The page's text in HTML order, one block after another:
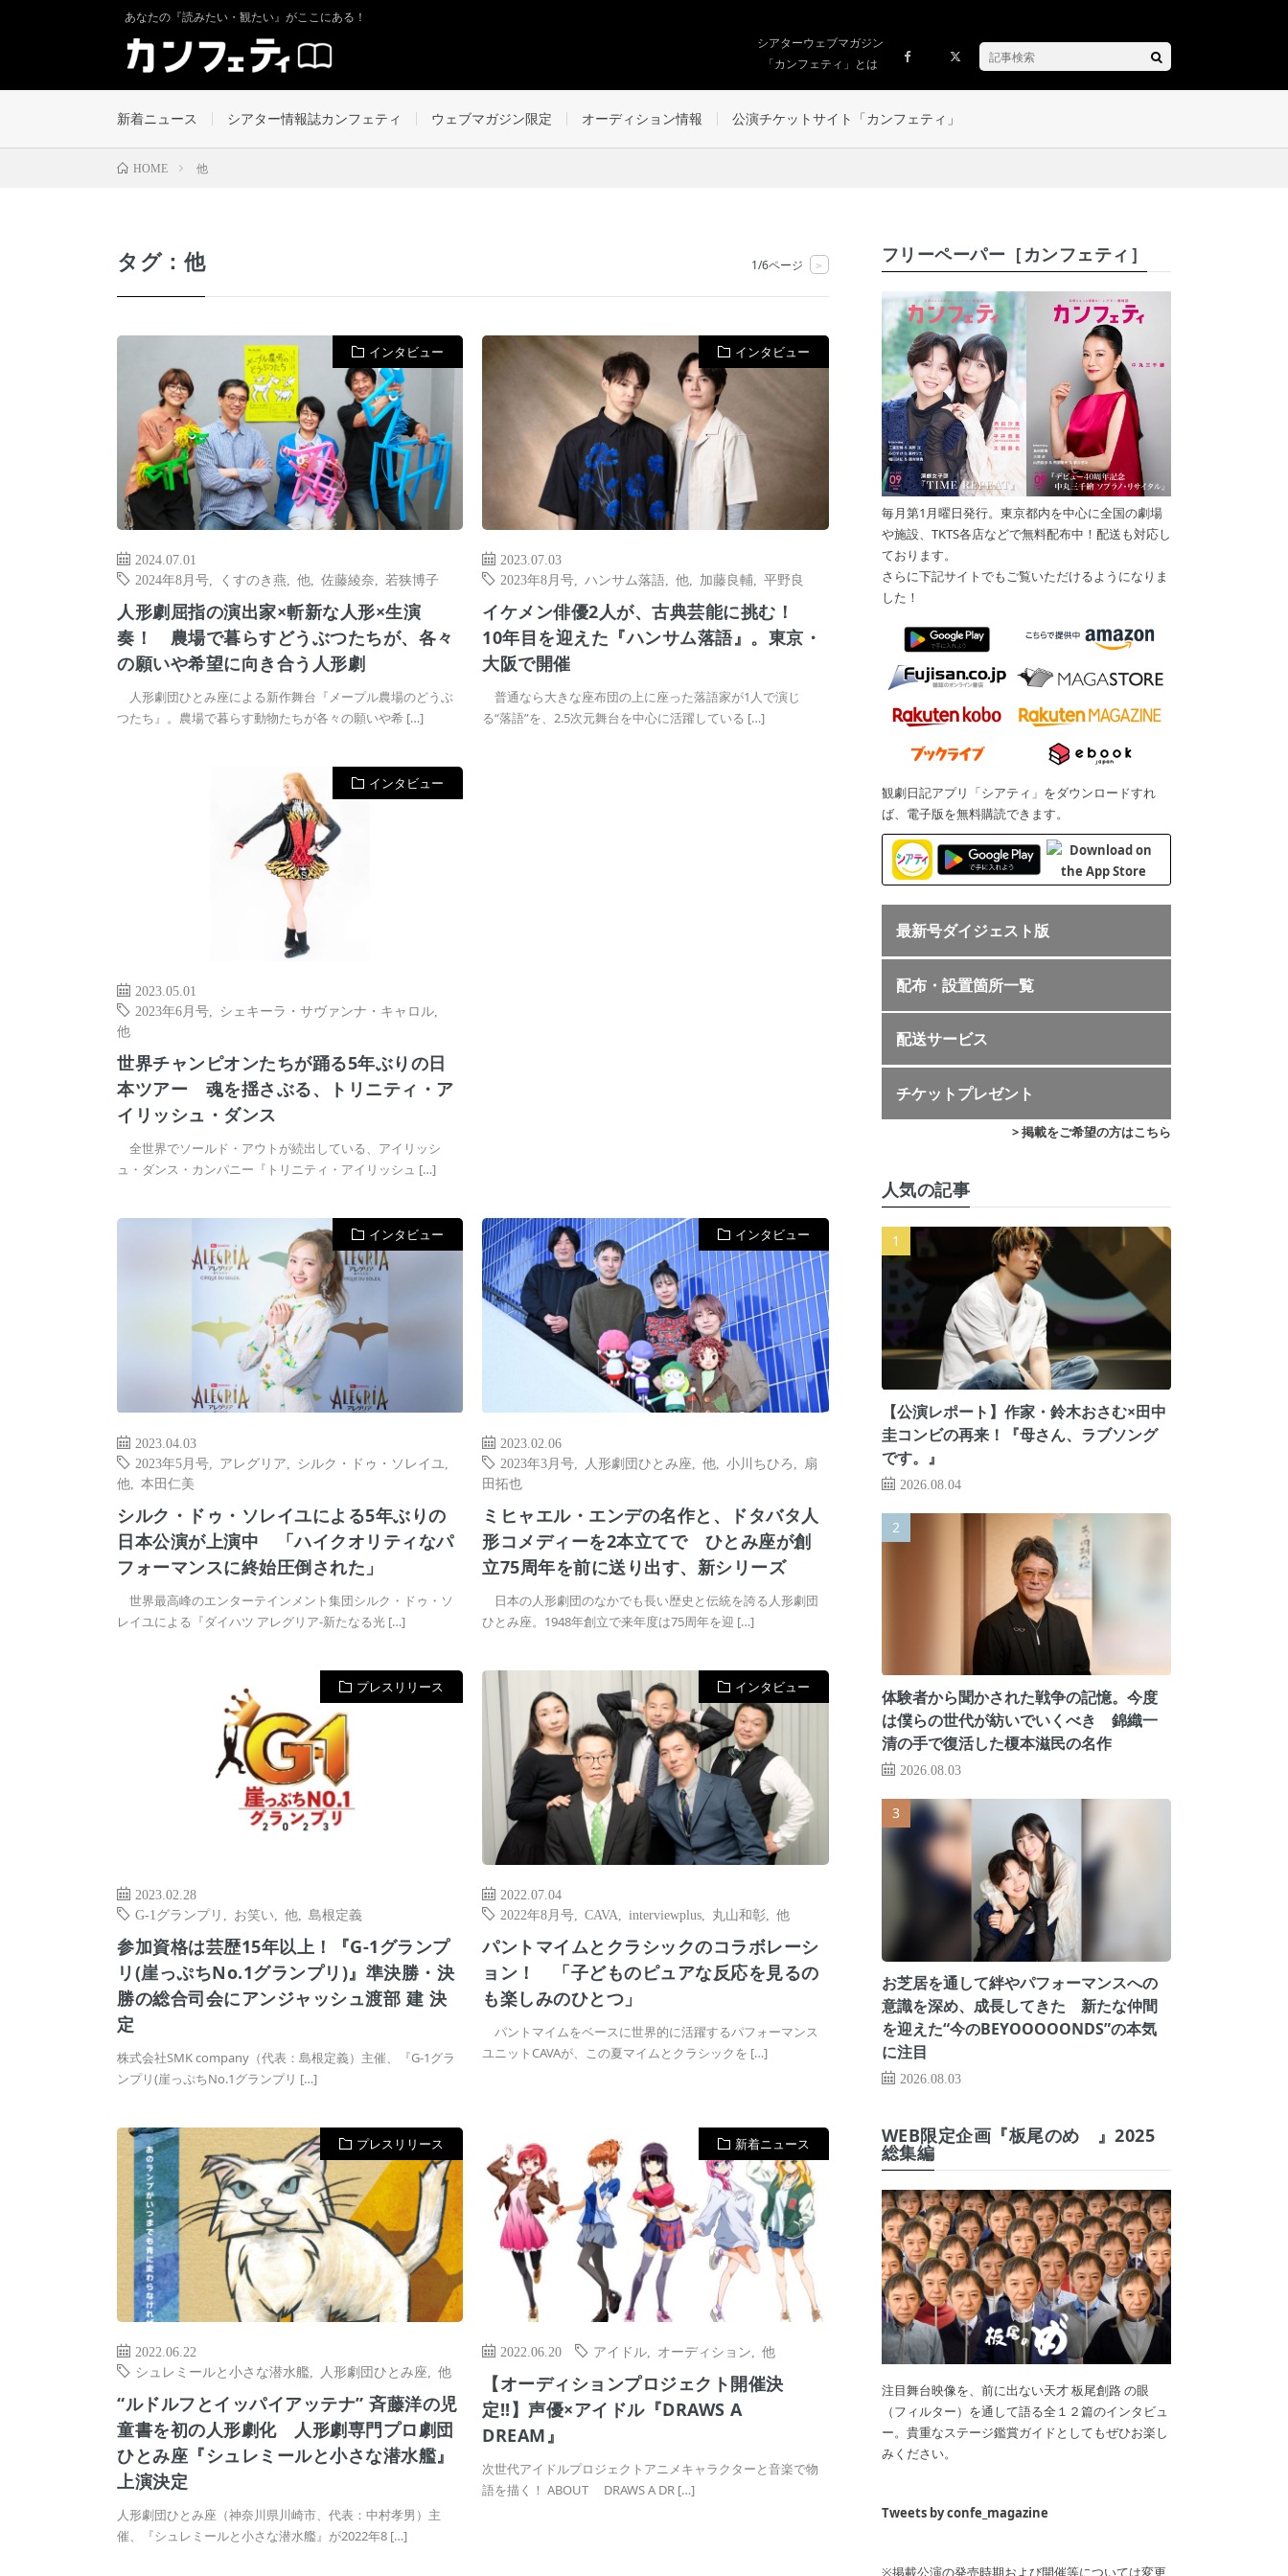
あなたの『読みたい・観たい』がここにある！
シアターウェブマガジン
「カンフェティ」とは
新着ニュース シアター情報誌カンフェティ ウェブマガジン限定 オーディション情報 公演チケットサイト「カンフェティ」
HOME 他
タグ：他 1/6ページ >
インタビュー
2024.07.01
2024年8月号
くすのき燕 他 佐藤綾奈 若狭博子
人形劇屈指の演出家×斬新な人形×生演
奏！ 農場で暮らすどうぶつたちが、各々
の願いや希望に向き合う人形劇
人形劇団ひとみ座による新作舞台『メープル農場のどうぶ
つたち』。農場で暮らす動物たちが各々の願いや希 […]
インタビュー
2023.07.03
2023年8月号
ハンサム落語 ,他 加藤良輔 ,平野良
イケメン俳優2人が、古典芸能に挑む！
10年目を迎えた『ハンサム落語』。東京・
大阪で開催
普通なら大きな座布団の上に座った落語家が1人で演じ
る“落語”を、2.5次元舞台を中心に活躍している […]
インタビュー
2023.05.01
2023年6月号
シェキーラ・サヴァンナ・キャロル
他
世界チャンピオンたちが踊る5年ぶりの日
本ツアー 魂を揺さぶる、トリニティ・ア
イリッシュ・ダンス
全世界でソールド・アウトが続出している、アイリッシ
ュ・ダンス・カンパニー『トリニティ・アイリッシュ […]
インタビュー
2023.04.03
2023年5月号
アレグリア シルク・ドゥ・ソレイユ
他
本田仁美
シルク・ドゥ・ソレイユによる5年ぶりの
日本公演が上演中 「ハイクオリティなパ
フォーマンスに終始圧倒された」
世界最高峰のエンターテインメント集団シルク・ドゥ・ソ
レイユによる『ダイハツ アレグリア-新たなる光 […]
インタビュー
2023.02.06
2023年3月号
人形劇団ひとみ座 ,他 小川ちひろ
扇
田拓也
ミヒャエル・エンデの名作と、ドタバタ人
形コメディーを2本立てで ひとみ座が創
立75周年を前に送り出す、新シリーズ
日本の人形劇団のなかでも長い歴史と伝統を誇る人形劇団
ひとみ座。1948年創立で来年度は75周年を迎 […]
プレスリリース
2023.02.28
G-1グランプリ
お笑い 他 島根定義
参加資格は芸歴15年以上！『G-1グランプ
リ(崖っぷちNo.1グランプリ)』準決勝・決
勝の総合司会にアンジャッシュ渡部 建 決
定
株式会社SMK company（代表：島根定義）主催、『G-1グラ
ンプリ(崖っぷちNo.1グランプリ […]
インタビュー
2022.07.04
2022年8月号 ,CAVA ,interviewplus 丸山和彰 ,他
パントマイムとクラシックのコラボレーシ
ョン！ 「子どものピュアな反応を見るの
も楽しみのひとつ」
パントマイムをベースに世界的に活躍するパフォーマンス
ユニットCAVAが、この夏マイムとクラシックを […]
プレスリリース
2022.06.22
シュレミールと小さな潜水艦
人形劇団ひとみ座 他
“ルドルフとイッパイアッテナ” 斉藤洋の児
童書を初の人形劇化 人形劇専門プロ劇団
ひとみ座『シュレミールと小さな潜水艦』
上演決定
人形劇団ひとみ座（神奈川県川崎市、代表：中村孝男）主
催、『シュレミールと小さな潜水艦』が2022年8 […]
新着ニュース
2022.06.20 アイドル オーディション ,他
【オーディションプロジェクト開催決
定!!】声優×アイドル『DRAWS A
DREAM』
次世代アイドルプロジェクトアニメキャラクターと音楽で物
語を描く！ ABOUT DRAWS A DR […]
フリーペーパー［カンフェティ］
毎月第1月曜日発行。東京都内を中心に全国の劇場
や施設、TKTS各店などで無料配布中！配送も対応し
ております。
さらに下記サイトでもご覧いただけるようになりま
した！
観劇日記アプリ「シアティ」をダウンロードすれ
ば、電子版を無料購読できます。
最新号ダイジェスト版
配布・設置箇所一覧
配送サービス
チケットプレゼント
> 掲載をご希望の方はこちら
人気の記事
【公演レポート】作家・鈴木おさむ×田中
圭コンビの再来！『母さん、ラブソング
です。』
2026.08.04
体験者から聞かされた戦争の記憶。今度
は僕らの世代が紡いでいくべき 錦織一
清の手で復活した榎本滋民の名作
2026.08.03
お芝居を通して絆やパフォーマンスへの
意識を深め、成長してきた 新たな仲間
を迎えた“今のBEYOOOOONDS”の本気
に注目
2026.08.03
WEB限定企画『板尾のめ゙』2025
総集編
注目舞台映像を、前に出ない天才 板尾創路 の眼
（フィルター）を通して語る全１２篇のインタビュ
ー。貴重なステージ鑑賞ガイドとしてもぜひお楽し
みください。
Tweets by confe_magazine
※掲載公演の発売時期および開催等については変更